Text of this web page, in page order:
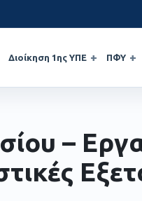
Διοίκηση 1ης ΥΠΕ ΠΦΥ
–